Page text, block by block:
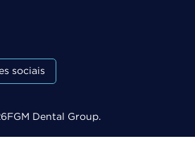
sociais
FGM Dental Group.